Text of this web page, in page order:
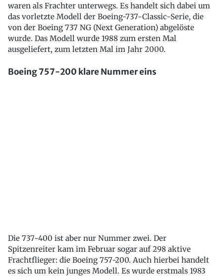
waren als Frachter unterwegs. Es handelt sich dabei um
das vorletzte Modell der Boeing-737-Classic-Serie, die
von der Boeing 737 NG (Next Generation) abgelöste
wurde. Das Modell wurde 1988 zum ersten Mal
ausgeliefert, zum letzten Mal im Jahr 2000.
Boeing 757-200 klare Nummer eins
Die 737-400 ist aber nur Nummer zwei. Der
Spitzenreiter kam im Februar sogar auf 298 aktive
Frachtflieger: die Boeing 757-200. Auch hierbei handelt
es sich um kein junges Modell. Es wurde erstmals 1983